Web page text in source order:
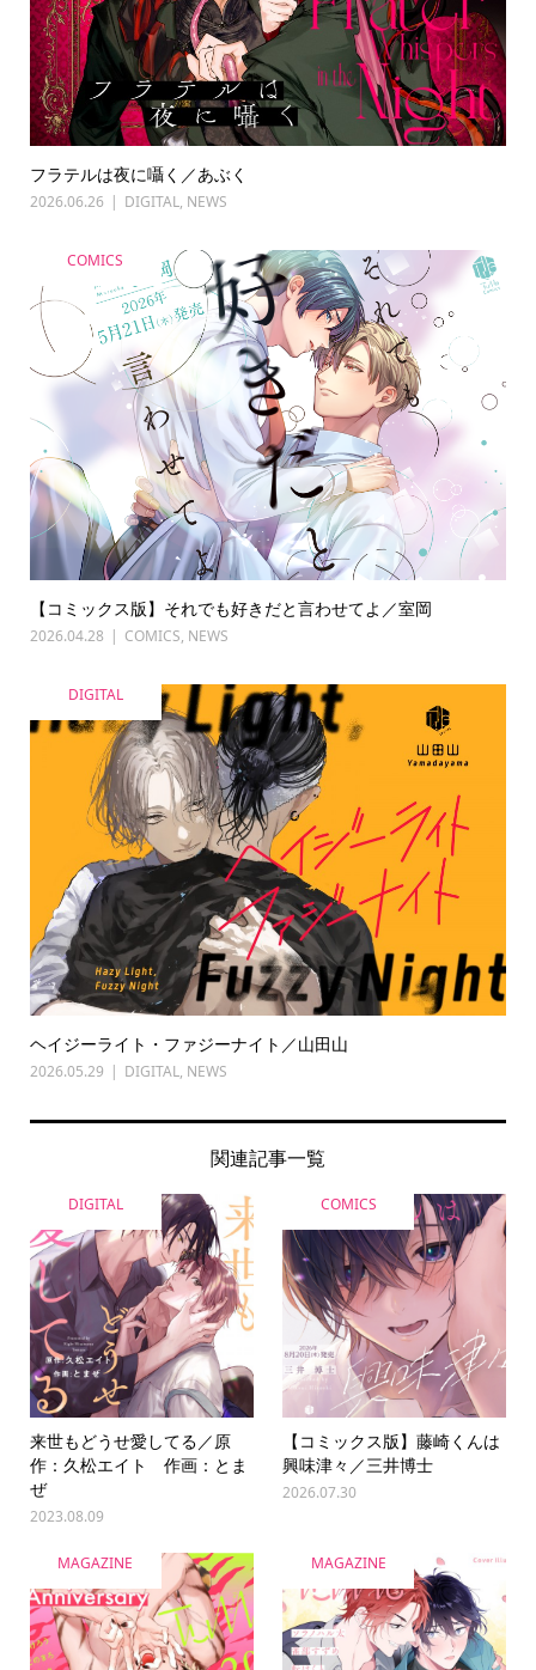
フラテルは夜に囁く／あぶく
2026.06.26 DIGITAL, NEWS
COMICS
【コミックス版】それでも好きだと言わせてよ／室岡
2026.04.28 COMICS, NEWS
DIGITAL
ヘイジーライト・ファジーナイト／山田山
2026.05.29 DIGITAL, NEWS
関連記事一覧
DIGITAL
来世もどうせ愛してる／原
作：久松エイト 作画：とま
ぜ
2023.08.09
COMICS
【コミックス版】藤崎くんは
興味津々／三井博士
2026.07.30
MAGAZINE MAGAZINE